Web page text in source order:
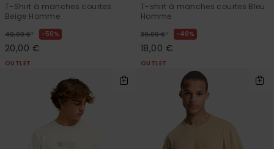
T-Shirt à manches courtes
Beige Homme
40,00 € * 50%
20,00 €
OUTLET
T-shirt à manches courtes Bleu
Homme
30,00 € * 40%
18,00 €
OUTLET